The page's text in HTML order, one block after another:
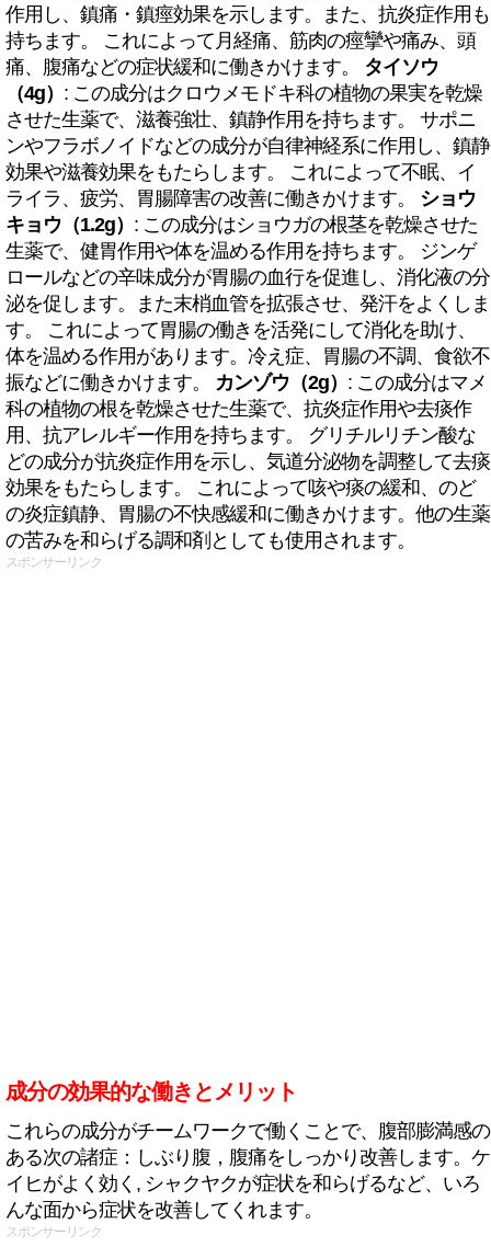
作用し、鎮痛・鎮痙効果を示します。また、抗炎症作用も
持ちます。 これによって月経痛、筋肉の痙攣や痛み、頭
痛、腹痛などの症状緩和に働きかけます。 タイソウ
（4g） : この成分はクロウメモドキ科の植物の果実を乾燥
させた生薬で、滋養強壮、鎮静作用を持ちます。 サポニ
ンやフラボノイドなどの成分が自律神経系に作用し、鎮静
効果や滋養効果をもたらします。 これによって不眠、イ
ライラ、疲労、胃腸障害の改善に働きかけます。 ショウ
キョウ（1.2g） : この成分はショウガの根茎を乾燥させた
生薬で、健胃作用や体を温める作用を持ちます。 ジンゲ
ロールなどの辛味成分が胃腸の血行を促進し、消化液の分
泌を促します。また末梢血管を拡張させ、発汗をよくしま
す。 これによって胃腸の働きを活発にして消化を助け、
体を温める作用があります。冷え症、胃腸の不調、食欲不
振などに働きかけます。 カンゾウ（2g） : この成分はマメ
科の植物の根を乾燥させた生薬で、抗炎症作用や去痰作
用、抗アレルギー作用を持ちます。 グリチルリチン酸な
どの成分が抗炎症作用を示し、気道分泌物を調整して去痰
効果をもたらします。 これによって咳や痰の緩和、のど
の炎症鎮静、胃腸の不快感緩和に働きかけます。他の生薬
の苦みを和らげる調和剤としても使用されます。
スポンサーリンク
成分の効果的な働きとメリット
これらの成分がチームワークで働くことで、腹部膨満感の
ある次の諸症：しぶり腹，腹痛をしっかり改善します。ケ
イヒがよく効く, シャクヤクが症状を和らげるなど、いろ
んな面から症状を改善してくれます。
スポンサーリンク